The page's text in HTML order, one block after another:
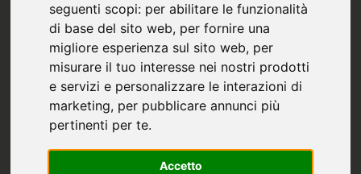
seguenti scopi: per abilitare le funzionalità
di base del sito web, per fornire una
migliore esperienza sul sito web, per
misurare il tuo interesse nei nostri prodotti
e servizi e personalizzare le interazioni di
marketing, per pubblicare annunci più
pertinenti per te.
Accetto